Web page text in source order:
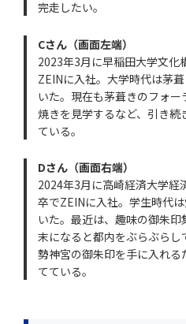
完走したい。
Cさん（画面左端）
2023年3月に早稲田大学文化
ZEINに入社。大学時代は茅
いた。現在も茅葺きのフォ
焼きを見学するなど、引き
ている。
Dさん（画面右端）
2024年3月に高崎経済大学経
卒でZEINに入社。学生時代
いた。最近は、趣味の御朱
末になると都内をぶらぶら
勢神宮の御朱印を手に入れ
てている。